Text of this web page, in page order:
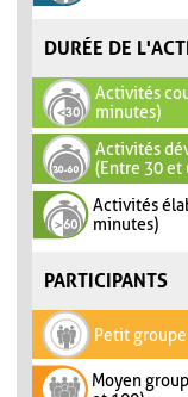
DURÉE DE
Activités
minutes)
Activités
(Entre 30 et
Activités
minutes)
PARTICIPANTS
Petit
Moyen